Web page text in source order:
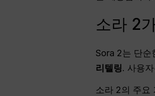
소라 2
Sora 2는 단순
리텔링. 사용
소라 2의 주요